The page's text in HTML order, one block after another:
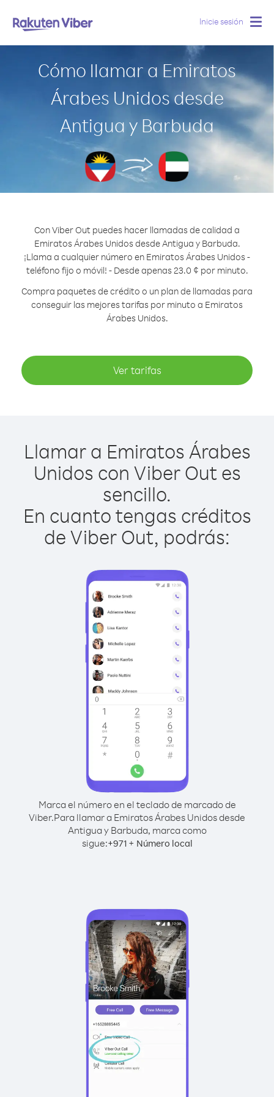
Inicie sesión
Cómo llamar a Emiratos
Árabes Unidos desde
Antigua y Barbuda
Con Viber Out puedes hacer llamadas de calidad a
Emiratos Árabes Unidos desde Antigua y Barbuda.
¡Llama a cualquier número en Emiratos Árabes Unidos -
teléfono fijo o móvil! - Desde apenas 23.0 ¢ por minuto.
Compra paquetes de crédito o un plan de llamadas para
conseguir las mejores tarifas por minuto a Emiratos
Árabes Unidos.
Ver tarifas
Llamar a Emiratos Árabes
Unidos con Viber Out es
sencillo.
En cuanto tengas créditos
de Viber Out, podrás:
Marca el número en el teclado de marcado de
Viber.Para llamar a Emiratos Árabes Unidos desde
Antigua y Barbuda, marca como
sigue:+971+ Número local